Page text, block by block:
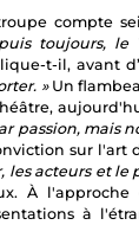
compte
toujours,
t-il, avant
»Un
passion, mais
sur
acteurs et le
À l'approche
à